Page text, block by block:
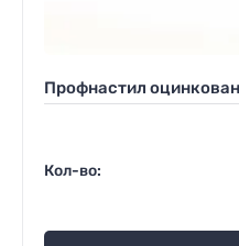
Профнастил
Кол-во: